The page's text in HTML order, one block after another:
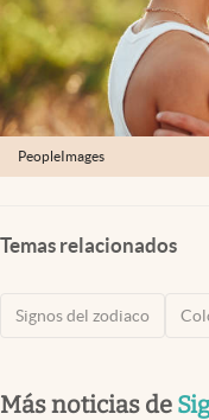
PeopleImages
Temas relacionados
Signos del zodiaco
Más noticias de